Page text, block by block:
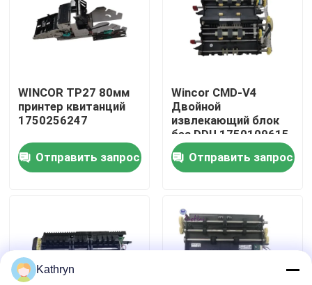
Путешествие фабрики
Свяжитесь мы
Спросите цитату
Части НКР АТМ
части атм винкор
WINCOR TP27 80мм
принтер квитанций
1750256247
Отправить запрос
Wincor CMD-V4
Двойной
извлекающий блок
без DDU 1750109615
Отправить запрос
Kathryn